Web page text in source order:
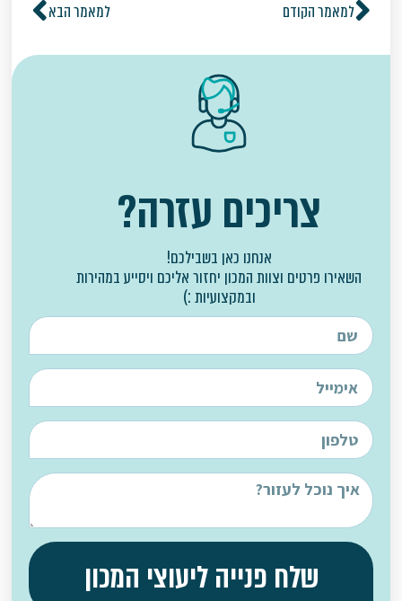
למאמר הקודם למאמר הבא
צריכים עזרה?
אנחנו כאן בשבילכם!
השאירו פרטים וצוות המכון יחזור אליכם ויסייע במהירות
ובמקצועיות :)
שלח פנייה ליעוצי המכון